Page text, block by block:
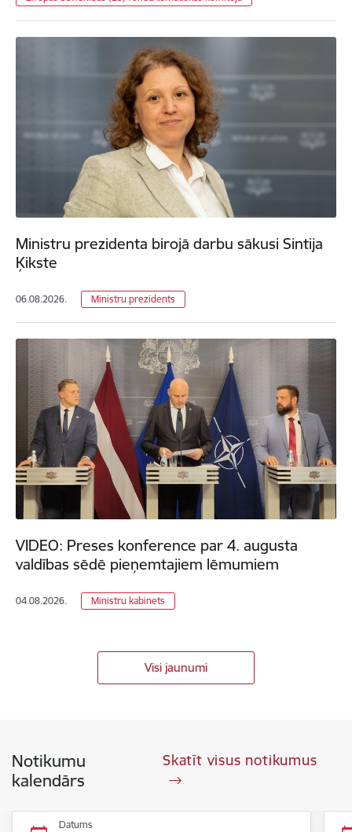
Ministru prezidenta birojā darbu sākusi Sintija
Ķikste
06.08.2026. Ministru prezidents
VIDEO: Preses konference par 4. augusta
valdības sēdē pieņemtajiem lēmumiem
04.08.2026. Ministru kabinets
Visi jaunumi
Notikumu
kalendārs
Skatīt visus notikumus
Datums